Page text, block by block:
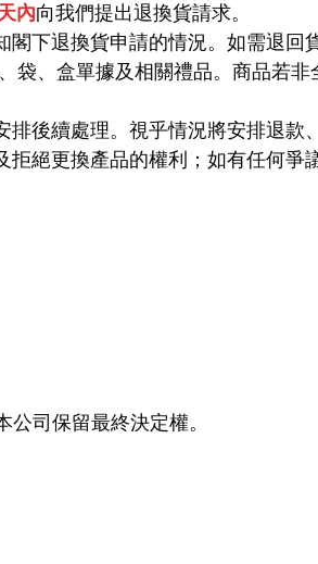
內向我們提出退換貨請求。
下退換貨申請的情況。如需退回
袋、盒單據及相關禮品。商品若
後續處理。視乎情況將安排退款
絕更換產品的權利；如有任何爭
司保留最終決定權。